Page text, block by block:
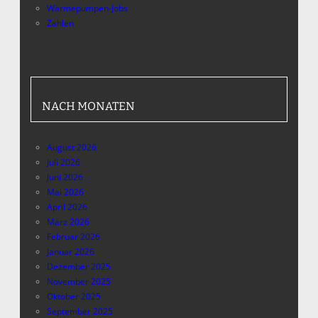
Wärmepumpen-Jobs
Zahlen
NACH MONATEN
August 2026
Juli 2026
Juni 2026
Mai 2026
April 2026
März 2026
Februar 2026
Januar 2026
Dezember 2025
November 2025
Oktober 2025
September 2025